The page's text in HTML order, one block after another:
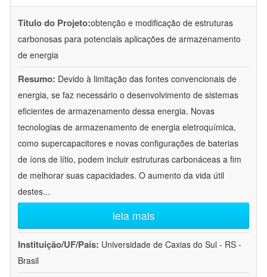
Título do Projeto:obtenção e modificação de estruturas
carbonosas para potenciais aplicações de armazenamento
de energia
Resumo: Devido à limitação das fontes convencionais de
energia, se faz necessário o desenvolvimento de sistemas
eficientes de armazenamento dessa energia. Novas
tecnologias de armazenamento de energia eletroquímica,
como supercapacitores e novas configurações de baterias
de íons de lítio, podem incluir estruturas carbonáceas a fim
de melhorar suas capacidades. O aumento da vida útil
destes...
leia mais
Instituição/UF/País: Universidade de Caxias do Sul - RS -
Brasil